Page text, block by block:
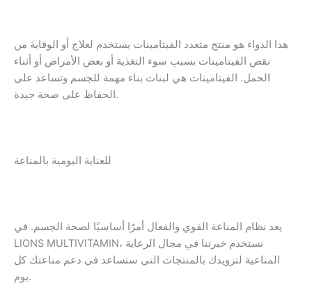
هذا الدواء هو منتج متعدد الفيتامينات يستخدم لعلاج أو الوقاية من
نقص الفيتامينات بسبب سوء التغذية أو بعض الأمراض أو أثناء
الحمل. الفيتامينات هي لبنات بناء مهمة للجسم وتساعد على
الحفاظ على صحة جيدة.
للعناية اليومية بالمناعة
يعد نظام المناعة القوي والفعال أمرًا أساسيًا لصحة الجسم. في
LIONS MULTIVITAMIN، نستخدم خبرتنا في مجال الرعاية
المناعية لتزويدك بالمنتجات التي ستساعد في دعم مناعتك كل
يوم.